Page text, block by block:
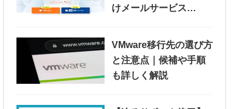
けメールサービス
VMware移行先の選び方
と注意点｜候補や手順
も詳しく解説